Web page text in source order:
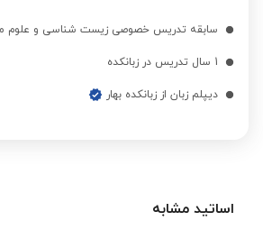
سابقه تدریس خصوصی زیست شناسی و علوم
1 سال تدریس در زبانکده
دیپلم زبان از زبانکده بهار
اساتید مشابه